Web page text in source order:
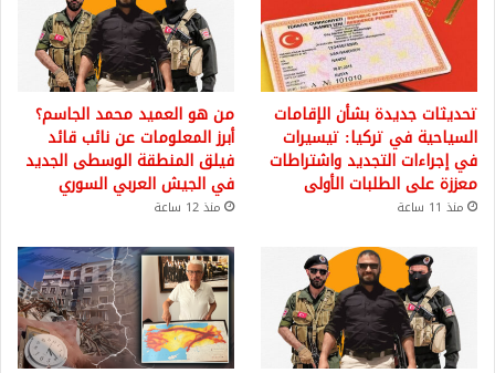
تحديثات جديدة بشأن الإقامات
السياحية في تركيا: تيسيرات
في إجراءات التجديد واشتراطات
معززة على الطلبات الأولى
منذ 11 ساعة
من هو العميد محمد الجاسم؟
أبرز المعلومات عن نائب قائد
فيلق المنطقة الوسطى الجديد
في الجيش العربي السوري
منذ 12 ساعة